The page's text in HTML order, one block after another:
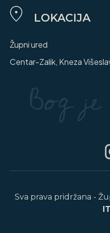
LOKACIJA
Župni ured
Centar-Zalik, Kneza
Sva prava pridržana -